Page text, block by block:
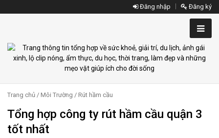
Đăng nhập Đăng ký
Trang chủ / Môi Trường / Rút hầm cầu
Tổng hợp công ty rút hầm cầu quận 3
tốt nhất